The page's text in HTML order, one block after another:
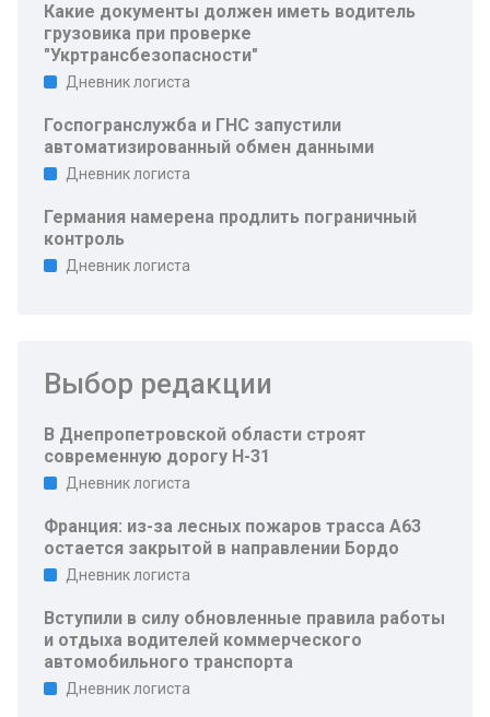
Какие документы должен иметь водитель
грузовика при проверке
"Укртрансбезопасности"
Дневник логиста
Госпогранслужба и ГНС запустили
автоматизированный обмен данными
Дневник логиста
Германия намерена продлить пограничный
контроль
Дневник логиста
Выбор редакции
В Днепропетровской области строят
современную дорогу Н-31
Дневник логиста
Франция: из-за лесных пожаров трасса A63
остается закрытой в направлении Бордо
Дневник логиста
Вступили в силу обновленные правила работы
и отдыха водителей коммерческого
автомобильного транспорта
Дневник логиста